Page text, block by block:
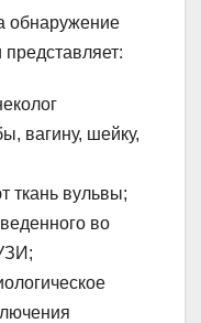
обнаружение
вагину, шейку,
ткань вульвы;
во